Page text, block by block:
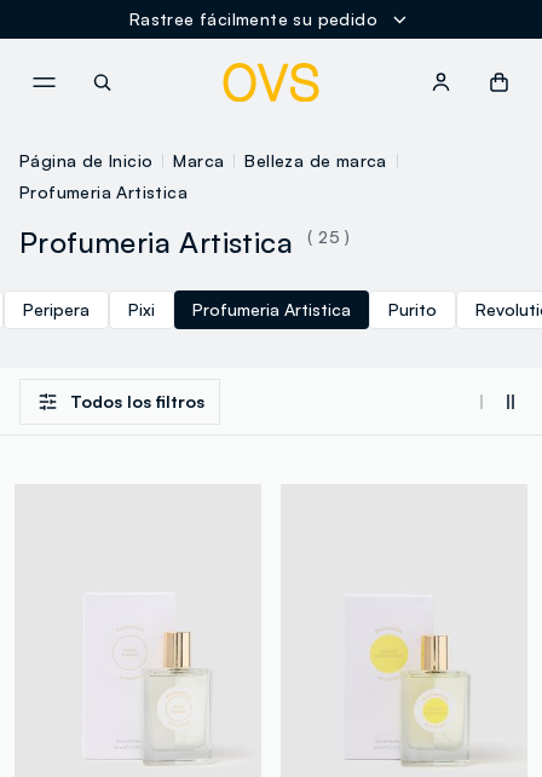
Rastree fácilmente su pedido
Página de Inicio Marca
Belleza de marca
Profumeria Artistica
Profumeria Artistica ( 25 )
Peripera Pixi Profumeria Artistica Purito
Todos los filtros